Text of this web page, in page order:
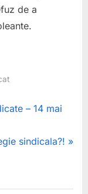
de a
– 14 mai
sindicala?!